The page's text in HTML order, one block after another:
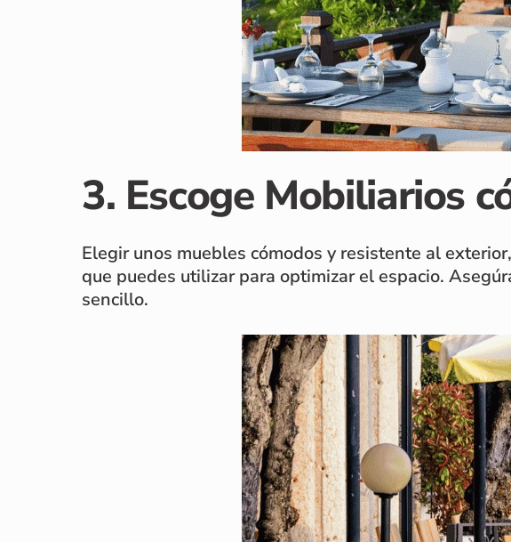
3. Escoge Mobiliarios
Elegir unos muebles cómodos y resistente al
que puedes utilizar para optimizar el espacio.
sencillo.